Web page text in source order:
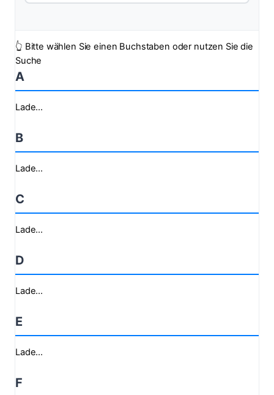
👆 Bitte wählen Sie einen Buchstaben oder nutzen Sie die
Suche
A
Lade...
B
Lade...
C
Lade...
D
Lade...
E
Lade...
F